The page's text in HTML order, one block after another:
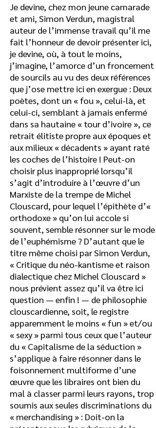
Je devine, chez mon jeune camarade
et ami, Simon Verdun, magistral
auteur de l’immense travail qu’il me
fait l’honneur de devoir présenter ici,
je devine, où, à tout le moins,
j’imagine, l’amorce d’un froncement
de sourcils au vu des deux références
que j’ose mettre ici en exergue : Deux
poètes, dont un « fou », celui-là, et
celui-ci, semblant à jamais enfermé
dans sa hautaine « tour d’ivoire », ce
retrait élitiste propre aux époques et
aux milieux « décadents » ayant raté
les coches de l’histoire ! Peut-on
choisir plus inapproprié lorsqu’il
s’agit d’introduire à l’œuvre d’un
Marxiste de la trempe de Michel
Clouscard, pour lequel l’épithète d’«
orthodoxe » qu’on lui accole si
souvent, semble résonner sur le mode
de l’euphémisme ? D’autant que le
titre même choisi par Simon Verdun,
« Critique du néo-kantisme et raison
dialectique chez Michel Clouscard »
nous prévient assez qu’il va être ici
question — enfin ! — de philosophie
clouscardienne, soit, le registre
apparemment le moins « fun » et/ou
« sexy » parmi tous ceux que l’auteur
du « Capitalisme de la séduction »
s’applique à faire résonner dans le
foisonnement multiforme d’une
œuvre que les libraires ont bien du
mal à classer parmi leurs rayons, trop
soumis aux seules discriminations du
« merchandising » : Doit-on la